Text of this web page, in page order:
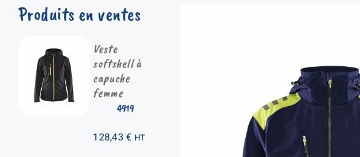
Produits en ventes
4919
Veste
softshell à
capuche
femme
128,43€ HT